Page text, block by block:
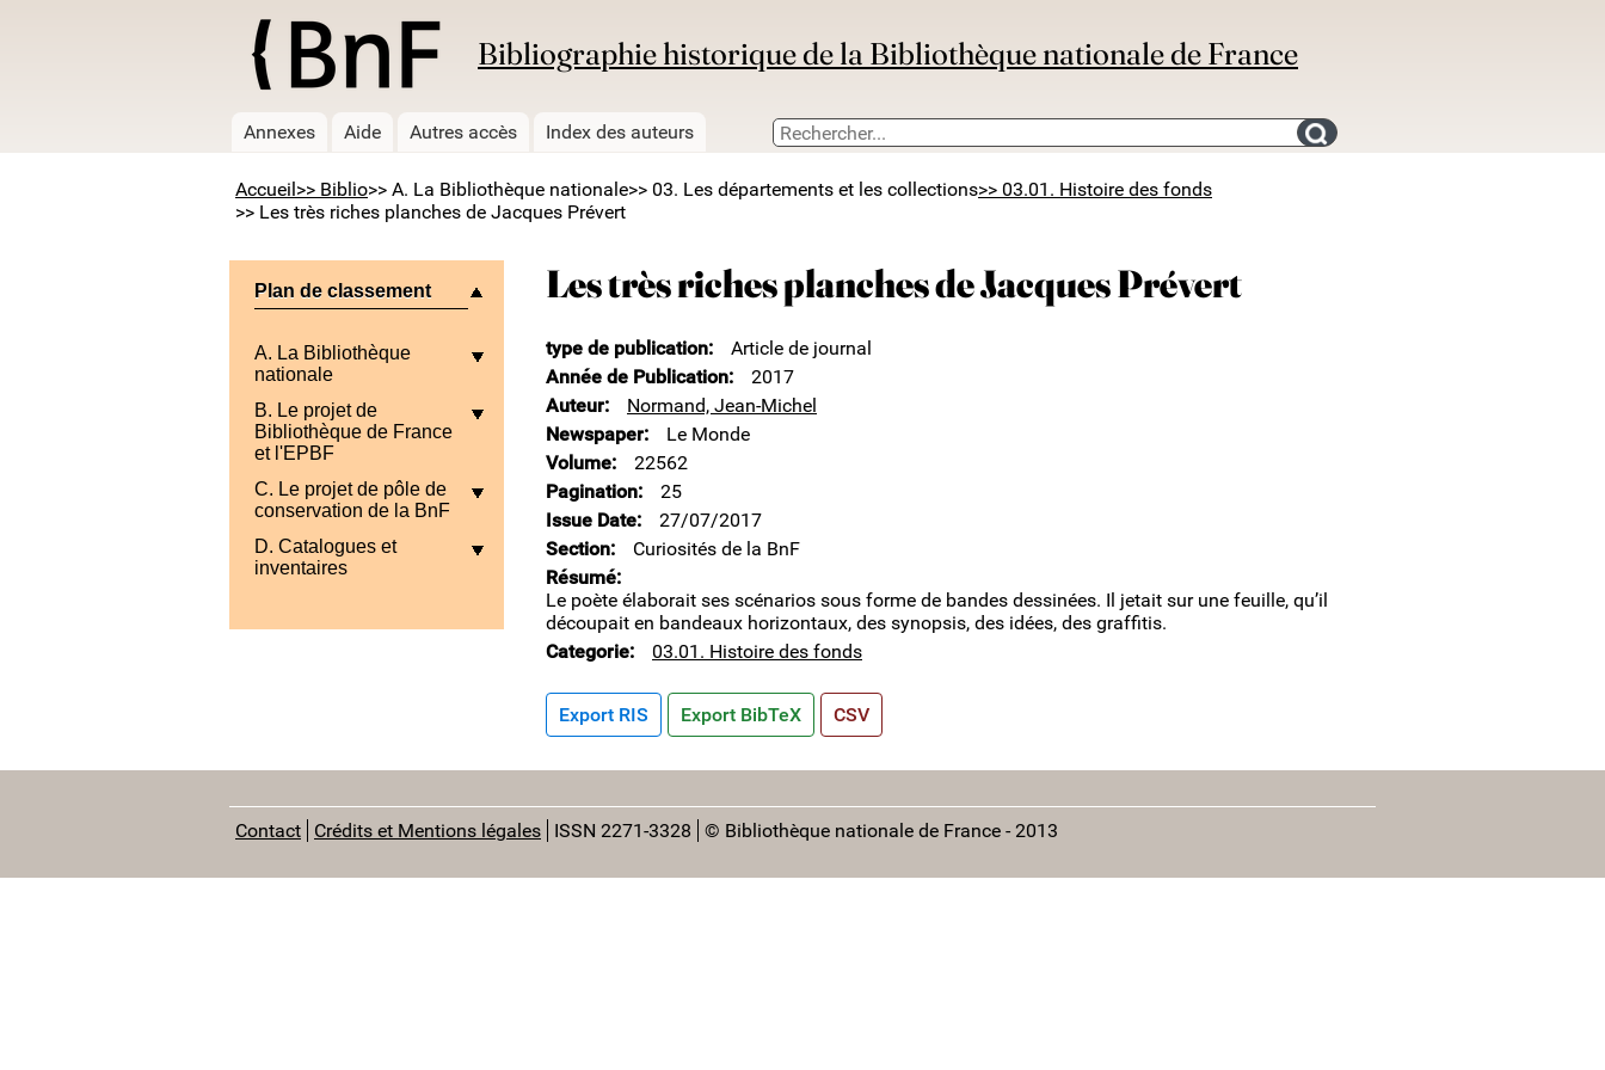
Bibliographie historique de la Bibliothèque nationale de France
Annexes Aide Autres accès Index des auteurs Search for an bibliography
Accueil >> Biblio>> A. La Bibliothèque nationale>> 03. Les départements et les collections>> 03.01. Histoire des fonds
>> Les très riches planches de Jacques Prévert
Plan de classement
A. La Bibliothèque
nationale
B. Le projet de
Bibliothèque de France
et l'EPBF
C. Le projet de pôle de
conservation de la BnF
D. Catalogues et
inventaires
Les très riches planches de Jacques Prévert
type de publication
Article de journal
Année de Publication
2017
Auteur
Normand, Jean-Michel
Newspaper
Le Monde
Volume
22562
Pagination
25
Issue Date
27/07/2017
Section
Curiosités de la BnF
Résumé
Le poète élaborait ses scénarios sous forme de bandes dessinées. Il jetait sur une feuille, qu’il
découpait en bandeaux horizontaux, des synopsis, des idées, des graffitis.
Categorie
03.01. Histoire des fonds
Export RIS Export BibTeX CSV
Contact Crédits et Mentions légales ISSN 2271-3328 © Bibliothèque nationale de France - 2013